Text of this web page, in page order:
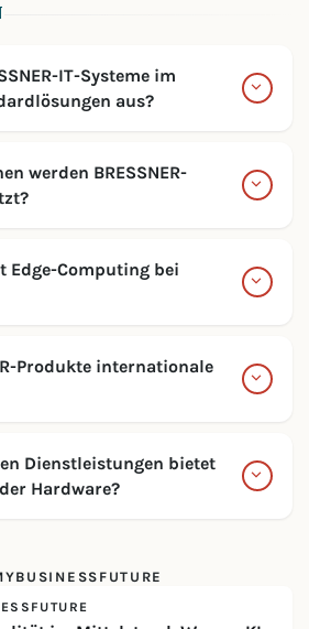
IT-Systeme im
aus?
werden BRESSNER-
Edge-Computing bei
Produkte internationale
Dienstleistungen bietet
der Hardware?